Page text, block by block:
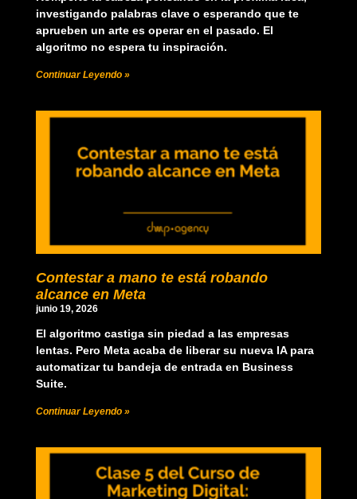
investigando palabras clave o esperando que te
aprueben un arte es operar en el pasado. El
algoritmo no espera tu inspiración.
Continuar Leyendo »
Contestar a mano te está robando
alcance en Meta
junio 19, 2026
El algoritmo castiga sin piedad a las empresas
lentas. Pero Meta acaba de liberar su nueva IA para
automatizar tu bandeja de entrada en Business
Suite.
Continuar Leyendo »